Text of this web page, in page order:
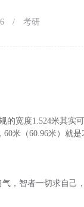
/ 考研
的宽度1.524米其实
60米（60.96米）就是
，智者一切求自己